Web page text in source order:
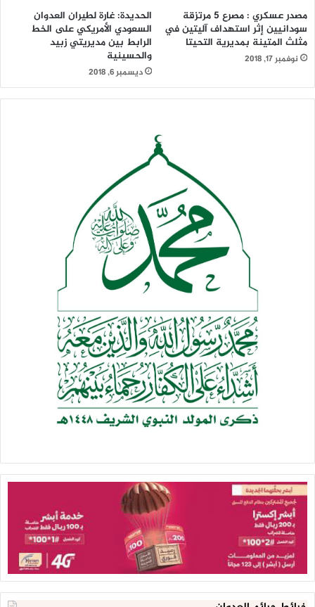
مصدر عسكري : مصرع 5 مرتزقة
سودانيين إثر استهداف آليتين في
مثلث المتينة بمديرية التحيتا
نوفمبر 17, 2018
الحديدة: غارة لطيران العدوان
السعودي الأمريكي على الخط
الرابط بين مديريتي زبيد
والحسينية
ديسمبر 6, 2018